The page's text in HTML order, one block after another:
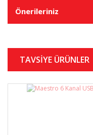
Önerileriniz
TAVSİYE ÜRÜNLER